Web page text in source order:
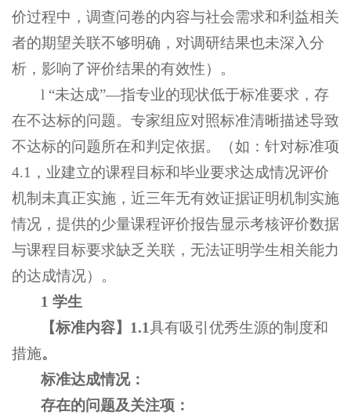
价过程中，调查问卷的内容与社会需求和利益相关
者的期望关联不够明确，对调研结果也未深入分
析，影响了评价结果的有效性）。
l “未达成”—指专业的现状低于标准要求，存
在不达标的问题。专家组应对照标准清晰描述导致
不达标的问题所在和判定依据。（如：针对标准项
4.1，业建立的课程目标和毕业要求达成情况评价
机制未真正实施，近三年无有效证据证明机制实施
情况，提供的少量课程评价报告显示考核评价数据
与课程目标要求缺乏关联，无法证明学生相关能力
的达成情况）。
1 学生
【标准内容】 1.1具有吸引优秀生源的制度和
措施。
标准达成情况：
存在的问题及关注项：